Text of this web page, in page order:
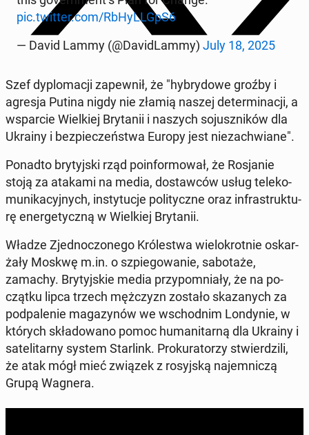
pic.twitter.com/RbHyL­LGpS6
— David Lammy (@Da­vi­dLam­my) July 18, 2025
Szef dy­plo­ma­cji za­pew­nił, że "hy­bry­do­we groźby i
agresja Putina nigdy nie złamią naszej de­ter­mi­na­cji, a
wspar­cie Wiel­kiej Bry­ta­nii i naszych so­jusz­ni­ków dla
Ukrainy i bez­pie­czeń­stwa Europy jest nie­za­chwia­ne".
Ponadto bry­tyj­ski rząd po­in­for­mo­wał, że Ro­sja­nie
stoją za atakami na media, do­staw­ców usług te­le­ko­
mu­ni­ka­cyj­nych, in­sty­tu­cje po­li­tycz­ne oraz in­fra­struk­tu­
rę ener­ge­tycz­ną w Wiel­kiej Bry­ta­nii.
Władze Zjed­no­czo­ne­go Kró­le­stwa wie­lo­krot­nie oskar­
ża­ły Moskwę m.in. o szpie­go­wa­nie, sa­bo­ta­że,
zamachy. Bry­tyj­skie media przy­po­mnia­ły, że na po­
cząt­ku lipca trzech męż­czyzn zostało ska­za­nych za
pod­pa­le­nie ma­ga­zy­nów we wschod­nim Lon­dy­nie, w
których skła­do­wa­no pomoc hu­ma­ni­tar­ną dla Ukrainy i
sa­te­li­tar­ny system Star­link. Pro­ku­ra­to­rzy stwier­dzi­li,
że atak mógł mieć związek z ro­syj­ską na­jem­ni­czą
Grupą Wagnera.